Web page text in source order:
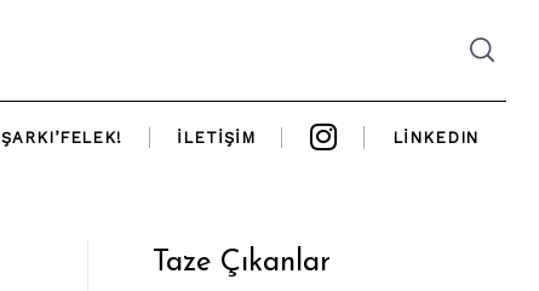
ŞARKI’FELEK! İLETIŞIM LINKEDIN
Taze Çıkanlar